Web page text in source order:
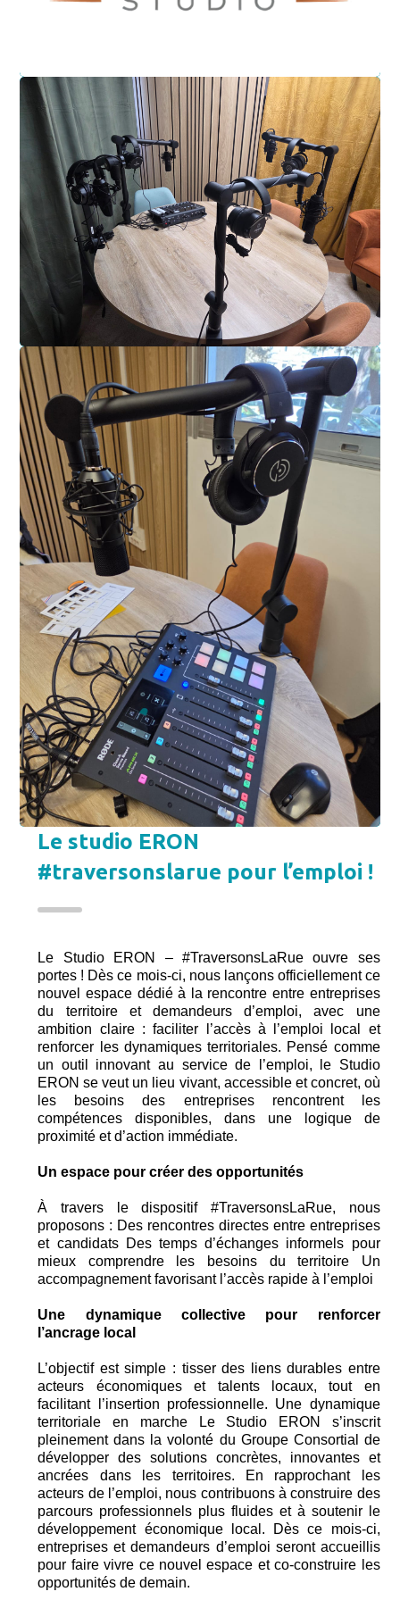
Le studio ERON
#traversonslarue pour l’emploi !
Le Studio ERON – #TraversonsLaRue ouvre ses
portes ! Dès ce mois-ci, nous lançons officiellement ce
nouvel espace dédié à la rencontre entre entreprises
du territoire et demandeurs d’emploi, avec une
ambition claire : faciliter l’accès à l’emploi local et
renforcer les dynamiques territoriales. Pensé comme
un outil innovant au service de l’emploi, le Studio
ERON se veut un lieu vivant, accessible et concret, où
les besoins des entreprises rencontrent les
compétences disponibles, dans une logique de
proximité et d’action immédiate.
Un espace pour créer des opportunités
À travers le dispositif #TraversonsLaRue, nous
proposons : Des rencontres directes entre entreprises
et candidats Des temps d’échanges informels pour
mieux comprendre les besoins du territoire Un
accompagnement favorisant l’accès rapide à l’emploi
Une dynamique collective pour renforcer
l’ancrage local
L’objectif est simple : tisser des liens durables entre
acteurs économiques et talents locaux, tout en
facilitant l’insertion professionnelle. Une dynamique
territoriale en marche Le Studio ERON s’inscrit
pleinement dans la volonté du Groupe Consortial de
développer des solutions concrètes, innovantes et
ancrées dans les territoires. En rapprochant les
acteurs de l’emploi, nous contribuons à construire des
parcours professionnels plus fluides et à soutenir le
développement économique local. Dès ce mois-ci,
entreprises et demandeurs d’emploi seront accueillis
pour faire vivre ce nouvel espace et co-construire les
opportunités de demain.